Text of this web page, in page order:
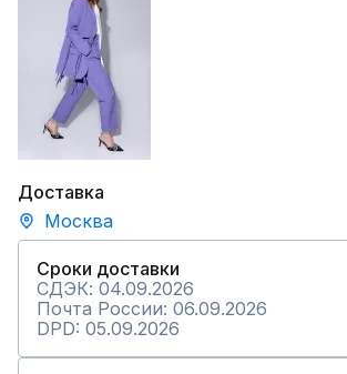
Доставка
Москва
Сроки доставки
СДЭК: 04.09.2026
Почта России: 06.09.2026
DPD: 05.09.2026